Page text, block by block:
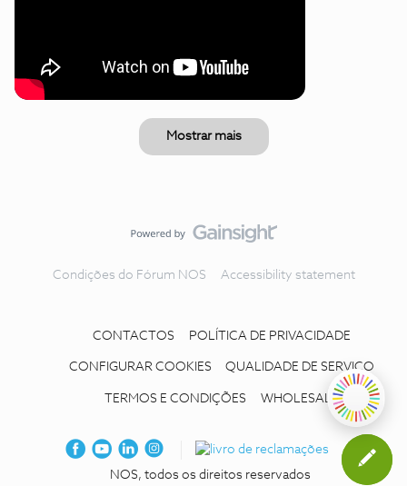
Mostrar mais
Condições do Fórum NOS Accessibility statement
CONTACTOS POLÍTICA DE PRIVACIDADE
CONFIGURAR COOKIES QUALIDADE DE SERVIÇO
TERMOS E CONDIÇÕES WHOLESALE
NOS, todos os direitos reservados